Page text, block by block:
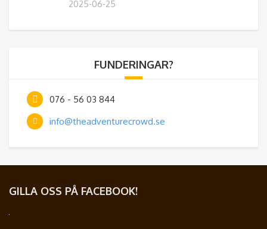
2025-06-25
FUNDERINGAR?
076 - 56 03 844
info@theadventurecrowd.se
GILLA OSS PÅ FACEBOOK!